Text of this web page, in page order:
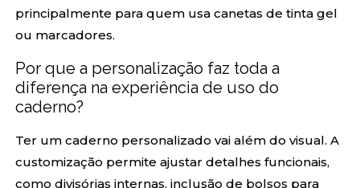
principalmente para quem usa canetas de tinta gel
ou marcadores.
Por que a personalização faz toda a
diferença na experiência de uso do
caderno?
Ter um caderno personalizado vai além do visual. A
customização permite ajustar detalhes funcionais,
como divisórias internas, inclusão de bolsos para